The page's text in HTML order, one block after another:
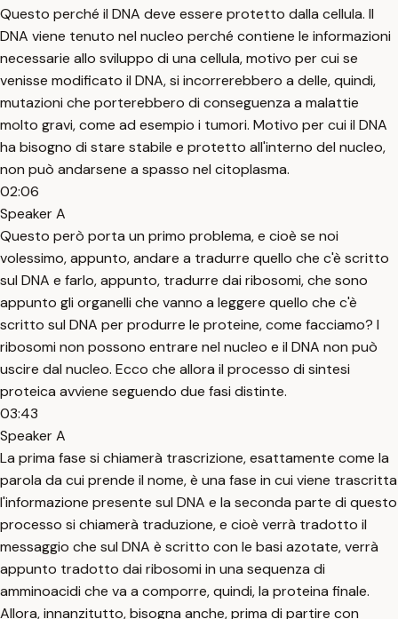
Questo perché il DNA deve essere protetto dalla cellula. Il
DNA viene tenuto nel nucleo perché contiene le informazioni
necessarie allo sviluppo di una cellula, motivo per cui se
venisse modificato il DNA, si incorrerebbero a delle, quindi,
mutazioni che porterebbero di conseguenza a malattie
molto gravi, come ad esempio i tumori. Motivo per cui il DNA
ha bisogno di stare stabile e protetto all'interno del nucleo,
non può andarsene a spasso nel citoplasma.
02:06
Speaker A
Questo però porta un primo problema, e cioè se noi
volessimo, appunto, andare a tradurre quello che c'è scritto
sul DNA e farlo, appunto, tradurre dai ribosomi, che sono
appunto gli organelli che vanno a leggere quello che c'è
scritto sul DNA per produrre le proteine, come facciamo? I
ribosomi non possono entrare nel nucleo e il DNA non può
uscire dal nucleo. Ecco che allora il processo di sintesi
proteica avviene seguendo due fasi distinte.
03:43
Speaker A
La prima fase si chiamerà trascrizione, esattamente come la
parola da cui prende il nome, è una fase in cui viene trascritta
l'informazione presente sul DNA e la seconda parte di questo
processo si chiamerà traduzione, e cioè verrà tradotto il
messaggio che sul DNA è scritto con le basi azotate, verrà
appunto tradotto dai ribosomi in una sequenza di
amminoacidi che va a comporre, quindi, la proteina finale.
Allora, innanzitutto, bisogna anche, prima di partire con